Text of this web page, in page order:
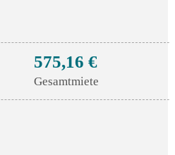
575,16 €
Gesamtmiete